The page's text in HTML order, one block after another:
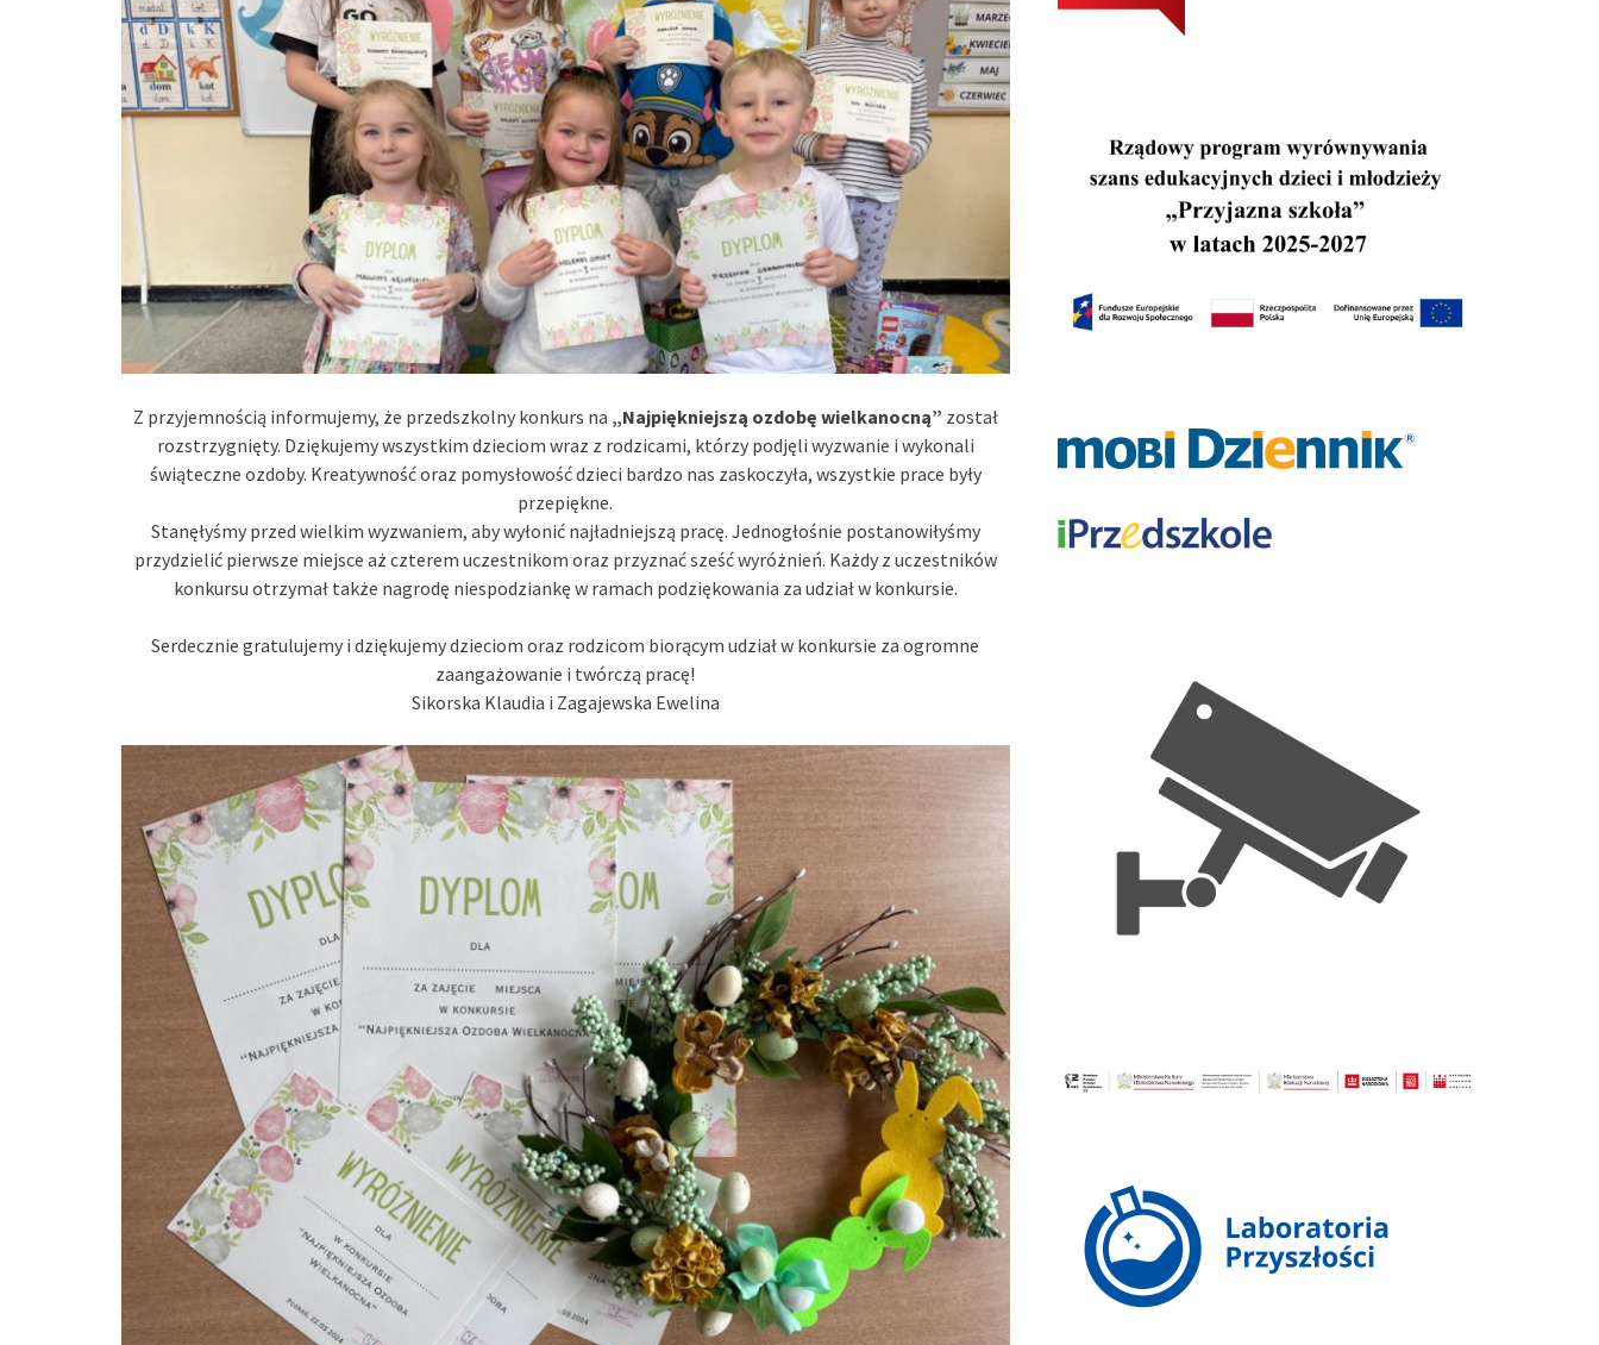
Z przyjemnością informujemy, że przedszkolny konkurs na „Najpiękniejszą ozdobę wielkanocną” został
rozstrzygnięty. Dziękujemy wszystkim dzieciom wraz z rodzicami, którzy podjęli wyzwanie i wykonali
świąteczne ozdoby. Kreatywność oraz pomysłowość dzieci bardzo nas zaskoczyła, wszystkie prace były
przepiękne.
Stanęłyśmy przed wielkim wyzwaniem, aby wyłonić najładniejszą pracę. Jednogłośnie postanowiłyśmy
przydzielić pierwsze miejsce aż czterem uczestnikom oraz przyznać sześć wyróżnień. Każdy z uczestników
konkursu otrzymał także nagrodę niespodziankę w ramach podziękowania za udział w konkursie.
Serdecznie gratulujemy i dziękujemy dzieciom oraz rodzicom biorącym udział w konkursie za ogromne
zaangażowanie i twórczą pracę!
Sikorska Klaudia i Zagajewska Ewelina